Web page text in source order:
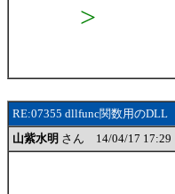
>
RE:07355 dllfunc関数用のDLL
山紫水明 さん 14/04/17 17:29